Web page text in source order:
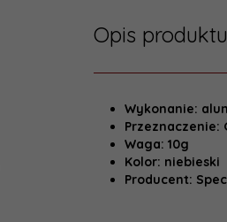
Opis produktu
Wykonanie:
Przeznaczenie:
Waga: 10g
Kolor: niebieski
Producent: